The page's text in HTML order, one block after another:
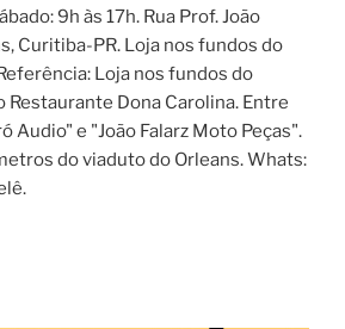
9h às 17h. Rua Prof. João
Curitiba-PR. Loja nos fundos do
Loja nos fundos do
Restaurante Dona Carolina. Entre
Audio" e "João Falarz Moto Peças".
do viaduto do Orleans. Whats: